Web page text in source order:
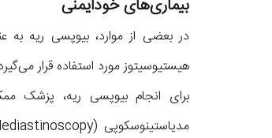
بیماری‌های خودایمنی
در بعضی از موارد، بیوپسی ریه به
هیستیوسیتوز مورد استفاده قرار
برای انجام بیوپسی ریه، پزشک